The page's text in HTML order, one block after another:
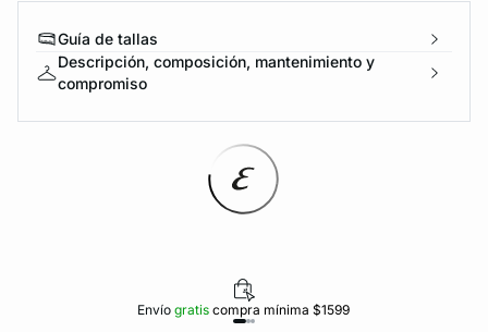
Guía de tallas
Descripción, composición, mantenimiento y
compromiso
Envíogratiscompra mínima $1599